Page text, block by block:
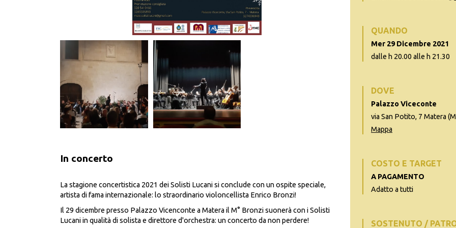
In concerto
La stagione concertistica 2021 dei Solisti Lucani si conclude con un ospite speciale,
artista di fama internazionale: lo straordinario violoncellista Enrico Bronzi!
Il 29 dicembre presso Palazzo Vicenconte a Matera il M° Bronzi suonerà con i Solisti
Lucani in qualità di solista e direttore d'orchestra: un concerto da non perdere!
QUANDO
Mer 29 Dicembre 2021
dalle h 20.00 alle h 21.30
DOVE
Palazzo Viceconte
via San Potito, 7 Matera
Mappa
COSTO E TARGET
A PAGAMENTO
Adatto a tutti
SOSTENUTO /